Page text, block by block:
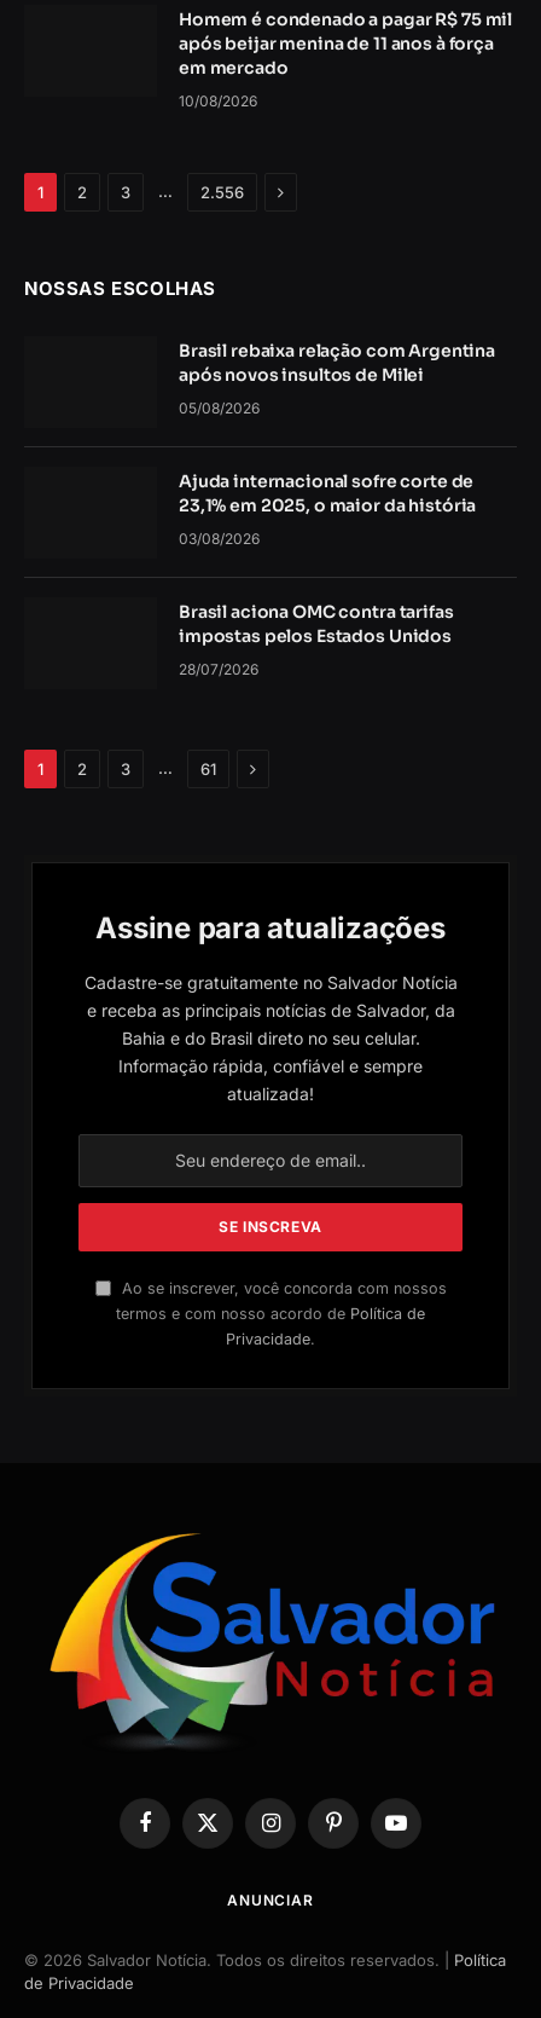
Homem é condenado a pagar R$ 75 mil
após beijar menina de 11 anos à força
em mercado
10/08/2026
1 2 3 … 2.556 Próximo
NOSSAS ESCOLHAS
Brasil rebaixa relação com Argentina
após novos insultos de Milei
05/08/2026
Ajuda internacional sofre corte de
23,1% em 2025, o maior da história
03/08/2026
Brasil aciona OMC contra tarifas
impostas pelos Estados Unidos
28/07/2026
1 2 3 … 61 Próximo
Assine para atualizações
Cadastre-se gratuitamente no Salvador Notícia
e receba as principais notícias de Salvador, da
Bahia e do Brasil direto no seu celular.
Informação rápida, confiável e sempre
atualizada!
Ao se inscrever, você concorda com nossos
termos e com nosso acordo de Política de
Privacidade.
Facebook
X
(Twitter)
InstagramPinterestYouTube
ANUNCIAR
© 2026 Salvador Notícia. Todos os direitos reservados. | Política
de Privacidade